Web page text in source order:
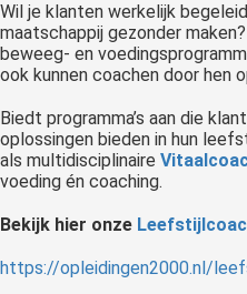
Wil je klanten werkelijk
maatschappij gezonder
beweeg- en
ook kunnen coachen door hen
Biedt programma’s aan die
oplossingen bieden in hun
als multidisciplinaire
voeding én coaching.
Bekijk hier onze
https://opleidingen2000.nl/